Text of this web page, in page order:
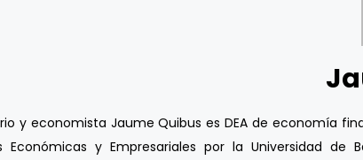
y economista Jaume Quibus es DEA de economía
Económicas y Empresariales por la Universidad de